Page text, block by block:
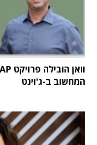
המחשוב ב-ג'וינט